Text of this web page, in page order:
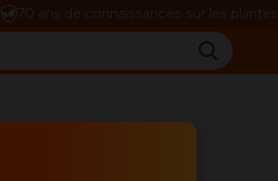
70 ans de connaissances sur les plantes